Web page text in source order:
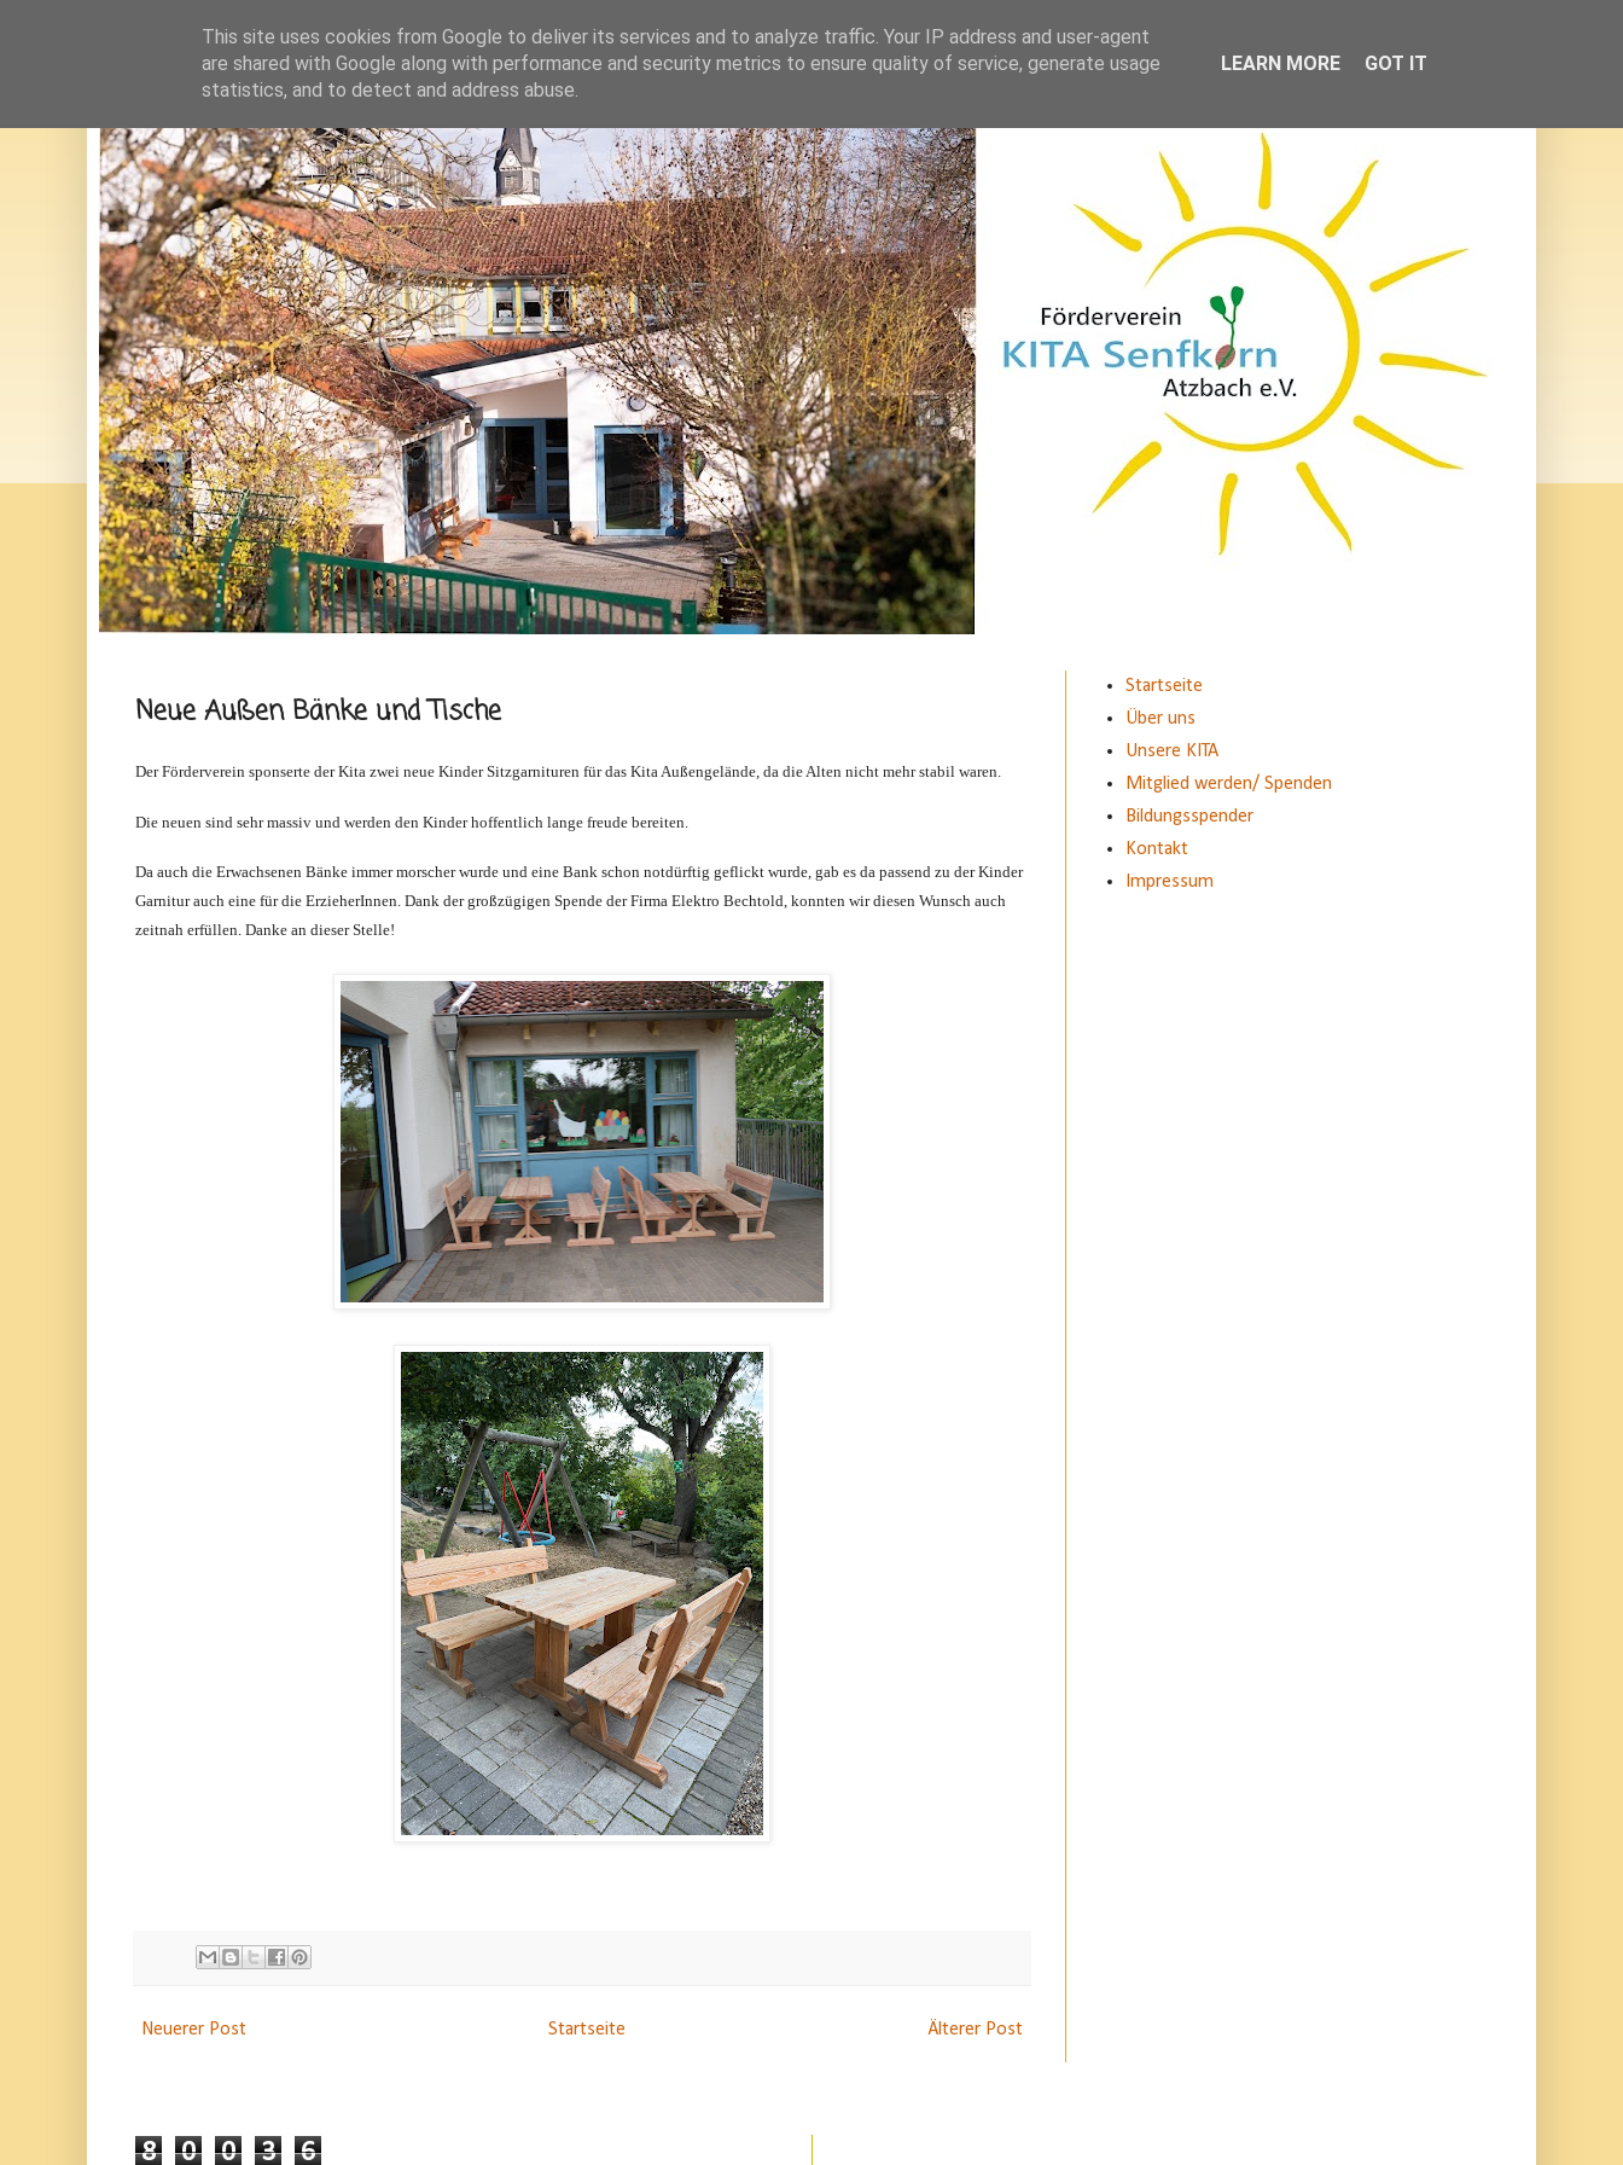
Neue Außen Bänke und Tische
Der Förderverein sponserte der Kita zwei neue Kinder Sitzgarnituren für das Kita Außengelände, da die Alten nicht mehr stabil waren.
Die neuen sind sehr massiv und werden den Kinder hoffentlich lange freude bereiten.
Da auch die Erwachsenen Bänke immer morscher wurde und eine Bank schon notdürftig geflickt wurde, gab es da passend zu der Kinder
Garnitur auch eine für die ErzieherInnen. Dank der großzügigen Spende der Firma Elektro Bechtold, konnten wir diesen Wunsch auch
zeitnah erfüllen. Danke an dieser Stelle!
Neuerer Post Älterer Post
Startseite
Startseite
Über uns
Unsere KITA
Mitglied werden/ Spenden
Bildungsspender
Kontakt
Impressum
8 0 0 3 6
This site uses cookies from Google to deliver its services and to analyze traffic. Your IP address and user-agent
are shared with Google along with performance and security metrics to ensure quality of service, generate usage
statistics, and to detect and address abuse.
LEARN MORE GOT IT